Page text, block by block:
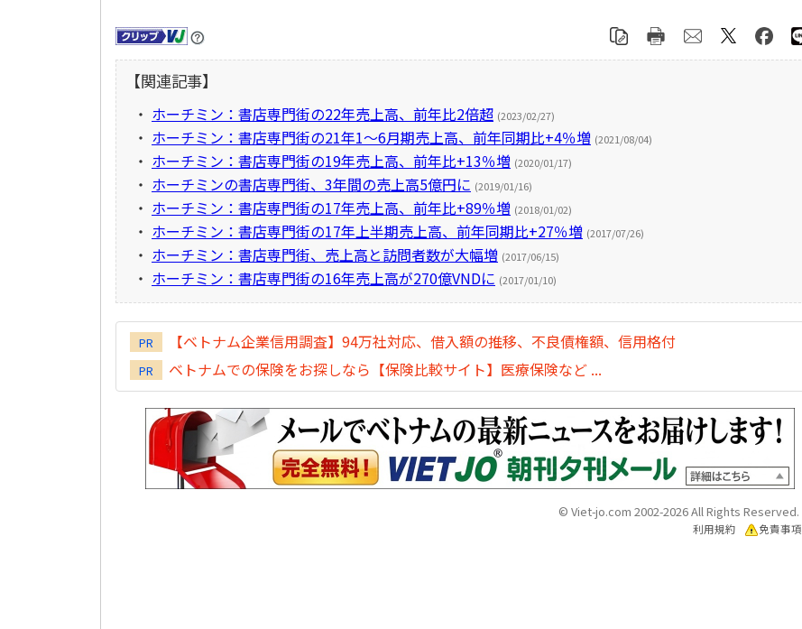
【関連記事】
・ ホーチミン：書店専門街の22年売上高、前年比2倍超 (2023/02/27)
・ ホーチミン：書店専門街の21年1～6月期売上高、前年同期比+4％増 (2021/08/04)
・ ホーチミン：書店専門街の19年売上高、前年比+13％増 (2020/01/17)
・ ホーチミンの書店専門街、3年間の売上高5億円に (2019/01/16)
・ ホーチミン：書店専門街の17年売上高、前年比+89％増 (2018/01/02)
・ ホーチミン：書店専門街の17年上半期売上高、前年同期比+27％増 (2017/07/26)
・ ホーチミン：書店専門街、売上高と訪問者数が大幅増 (2017/06/15)
・ ホーチミン：書店専門街の16年売上高が270億VNDに (2017/01/10)
PR 【ベトナム企業信用調査】94万社対応、借入額の推移、不良債権額、信用格付
PR ベトナムでの保険をお探しなら【保険比較サイト】医療保険など ...
© Viet-jo.com 2002-2026 All Rights Reserved.
利用規約 免責事項